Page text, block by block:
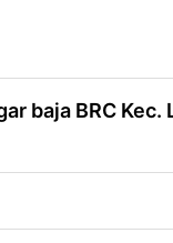
baja BRC Kec.